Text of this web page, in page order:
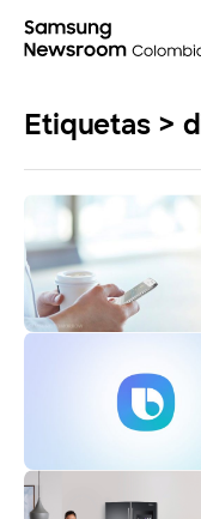
Etiquetas >